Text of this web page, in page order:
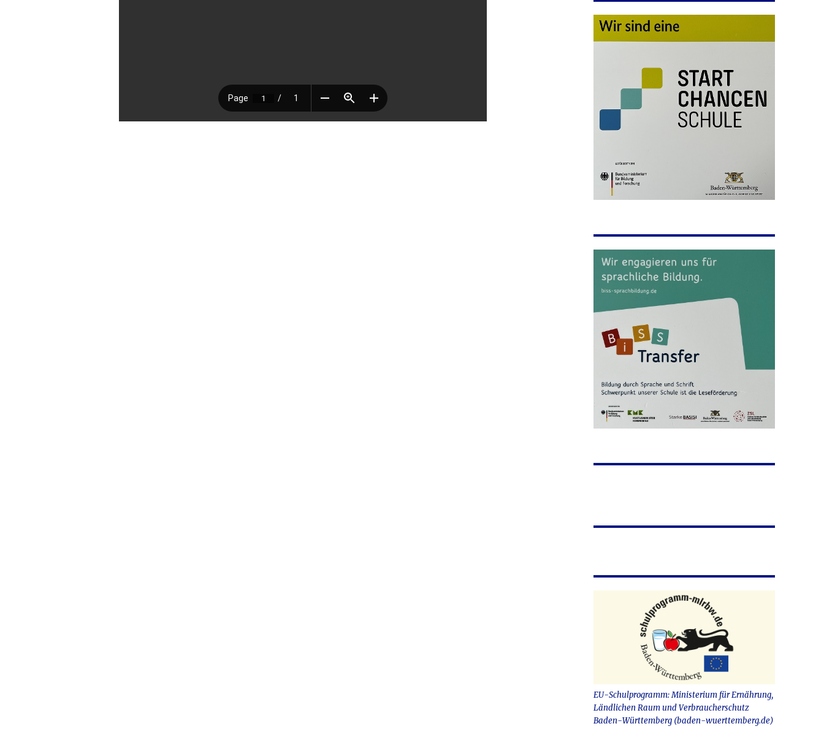
EU-Schulprogramm: Ministerium für Ernährung,
Ländlichen Raum und Verbraucherschutz
Baden-Württemberg (baden-wuerttemberg.de)